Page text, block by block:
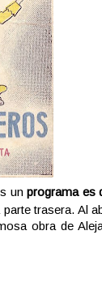
unprograma es
trasera. Al
obra de